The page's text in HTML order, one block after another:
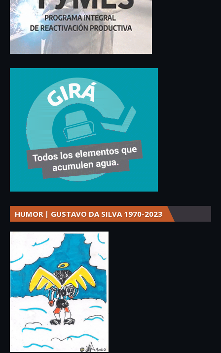
HUMOR | GUSTAVO DA SILVA 1970-2023